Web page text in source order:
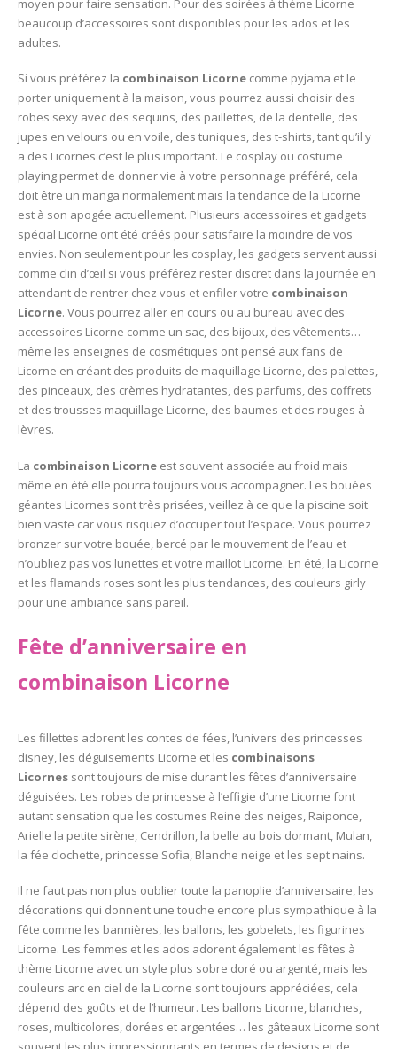
moyen pour faire sensation. Pour des soirées à thème Licorne
beaucoup d’accessoires sont disponibles pour les ados et les
adultes.
Si vous préférez la combinaison Licorne comme pyjama et le
porter uniquement à la maison, vous pourrez aussi choisir des
robes sexy avec des sequins, des paillettes, de la dentelle, des
jupes en velours ou en voile, des tuniques, des t-shirts, tant qu’il y
a des Licornes c’est le plus important. Le cosplay ou costume
playing permet de donner vie à votre personnage préféré, cela
doit être un manga normalement mais la tendance de la Licorne
est à son apogée actuellement. Plusieurs accessoires et gadgets
spécial Licorne ont été créés pour satisfaire la moindre de vos
envies. Non seulement pour les cosplay, les gadgets servent aussi
comme clin d’œil si vous préférez rester discret dans la journée en
attendant de rentrer chez vous et enfiler votre combinaison
Licorne. Vous pourrez aller en cours ou au bureau avec des
accessoires Licorne comme un sac, des bijoux, des vêtements…
même les enseignes de cosmétiques ont pensé aux fans de
Licorne en créant des produits de maquillage Licorne, des palettes,
des pinceaux, des crèmes hydratantes, des parfums, des coffrets
et des trousses maquillage Licorne, des baumes et des rouges à
lèvres.
La combinaison Licorne est souvent associée au froid mais
même en été elle pourra toujours vous accompagner. Les bouées
géantes Licornes sont très prisées, veillez à ce que la piscine soit
bien vaste car vous risquez d’occuper tout l’espace. Vous pourrez
bronzer sur votre bouée, bercé par le mouvement de l’eau et
n’oubliez pas vos lunettes et votre maillot Licorne. En été, la Licorne
et les flamands roses sont les plus tendances, des couleurs girly
pour une ambiance sans pareil.
Fête d’anniversaire en
combinaison Licorne
Les fillettes adorent les contes de fées, l’univers des princesses
disney, les déguisements Licorne et les combinaisons
Licornes sont toujours de mise durant les fêtes d’anniversaire
déguisées. Les robes de princesse à l’effigie d’une Licorne font
autant sensation que les costumes Reine des neiges, Raiponce,
Arielle la petite sirène, Cendrillon, la belle au bois dormant, Mulan,
la fée clochette, princesse Sofia, Blanche neige et les sept nains.
Il ne faut pas non plus oublier toute la panoplie d’anniversaire, les
décorations qui donnent une touche encore plus sympathique à la
fête comme les bannières, les ballons, les gobelets, les figurines
Licorne. Les femmes et les ados adorent également les fêtes à
thème Licorne avec un style plus sobre doré ou argenté, mais les
couleurs arc en ciel de la Licorne sont toujours appréciées, cela
dépend des goûts et de l’humeur. Les ballons Licorne, blanches,
roses, multicolores, dorées et argentées… les gâteaux Licorne sont